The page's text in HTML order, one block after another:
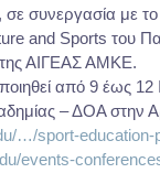
σε συνεργασία με
and Sports του
της ΑΙΓΕΑΣ ΑΜΚΕ.
από 9 έως 12
– ΔΟΑ στην
…/sport-education-
events-